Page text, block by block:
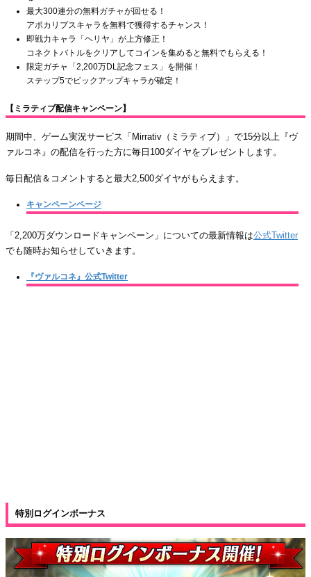
最大300連分の無料ガチャが回せる！
アポカリプスキャラを無料で獲得するチャンス！
即戦力キャラ「ヘリヤ」が上方修正！
コネクトバトルをクリアしてコインを集めると無料でもらえる！
限定ガチャ「2,200万DL記念フェス」を開催！
ステップ5でピックアップキャラが確定！
【ミラティブ配信キャンペーン】
期間中、ゲーム実況サービス「Mirrativ（ミラティブ）」で15分以上『ヴ
ァルコネ』の配信を行った方に毎日100ダイヤをプレゼントします。
毎日配信＆コメントすると最大2,500ダイヤがもらえます。
キャンペーンページ
「2,200万ダウンロードキャンペーン」についての最新情報は公式Twitter
でも随時お知らせしていきます。
『ヴァルコネ』公式Twitter
特別ログインボーナス